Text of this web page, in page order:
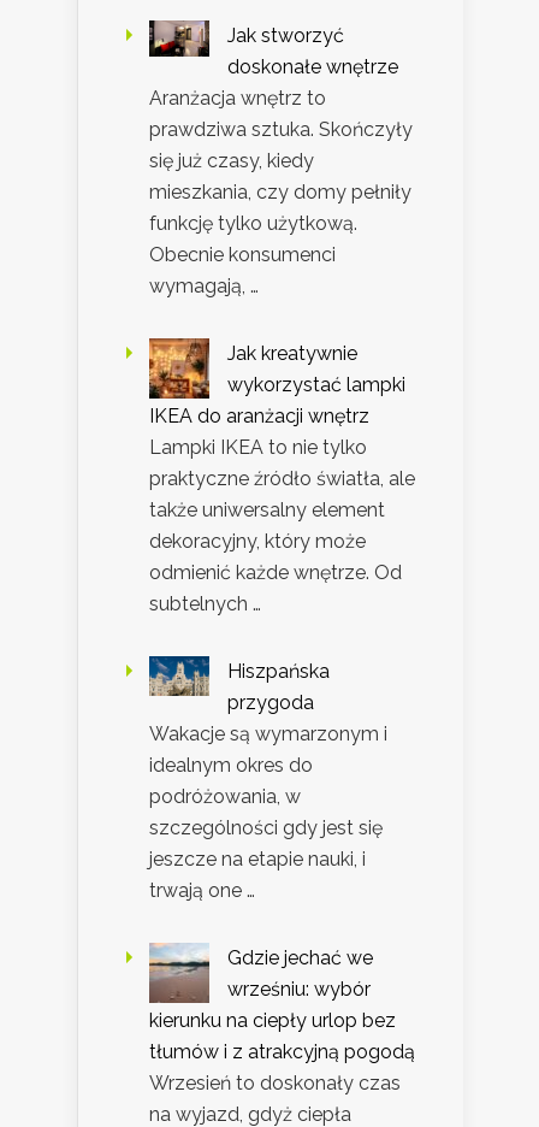
Jak stworzyć
doskonałe wnętrze
Aranżacja wnętrz to
prawdziwa sztuka. Skończyły
się już czasy, kiedy
mieszkania, czy domy pełniły
funkcję tylko użytkową.
Obecnie konsumenci
wymagają, …
Jak kreatywnie
wykorzystać lampki
IKEA do aranżacji wnętrz
Lampki IKEA to nie tylko
praktyczne źródło światła, ale
także uniwersalny element
dekoracyjny, który może
odmienić każde wnętrze. Od
subtelnych …
Hiszpańska
przygoda
Wakacje są wymarzonym i
idealnym okres do
podróżowania, w
szczególności gdy jest się
jeszcze na etapie nauki, i
trwają one …
Gdzie jechać we
wrześniu: wybór
kierunku na ciepły urlop bez
tłumów i z atrakcyjną pogodą
Wrzesień to doskonały czas
na wyjazd, gdyż ciepła